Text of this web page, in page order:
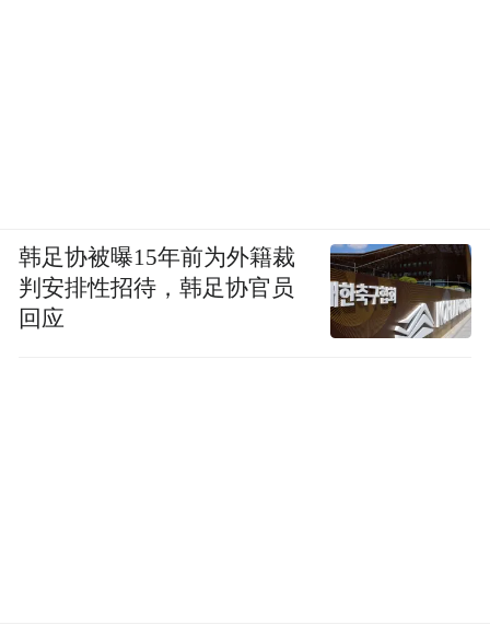
韩足协被曝15年前为外籍裁
判安排性招待，韩足协官员
回应